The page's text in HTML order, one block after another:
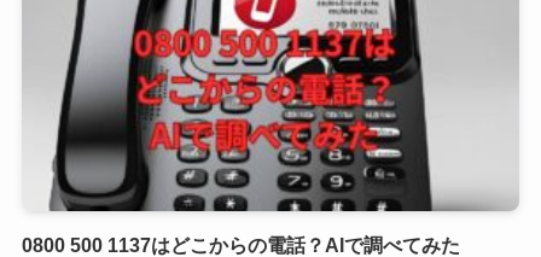
0800 500 1137はどこからの電話？AIで調べてみた